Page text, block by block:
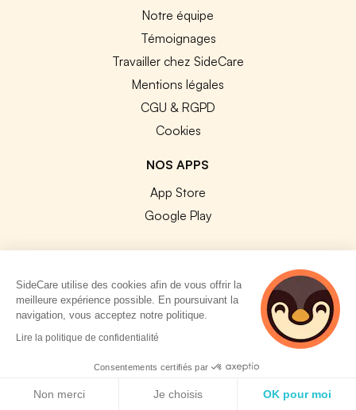
Notre équipe
Témoignages
Travailler chez SideCare
Mentions légales
CGU & RGPD
Cookies
NOS APPS
App Store
Google Play
© 2026 SideCare. Tous droits réservés.
SideCare utilise des cookies afin de vous offrir la
meilleure expérience possible. En poursuivant la
navigation, vous acceptez notre politique.
Lire la politique de confidentialité
Consentements certifiés par
Non merci Je choisis OK pour moi
4 personnes
consultent
actuellement cette